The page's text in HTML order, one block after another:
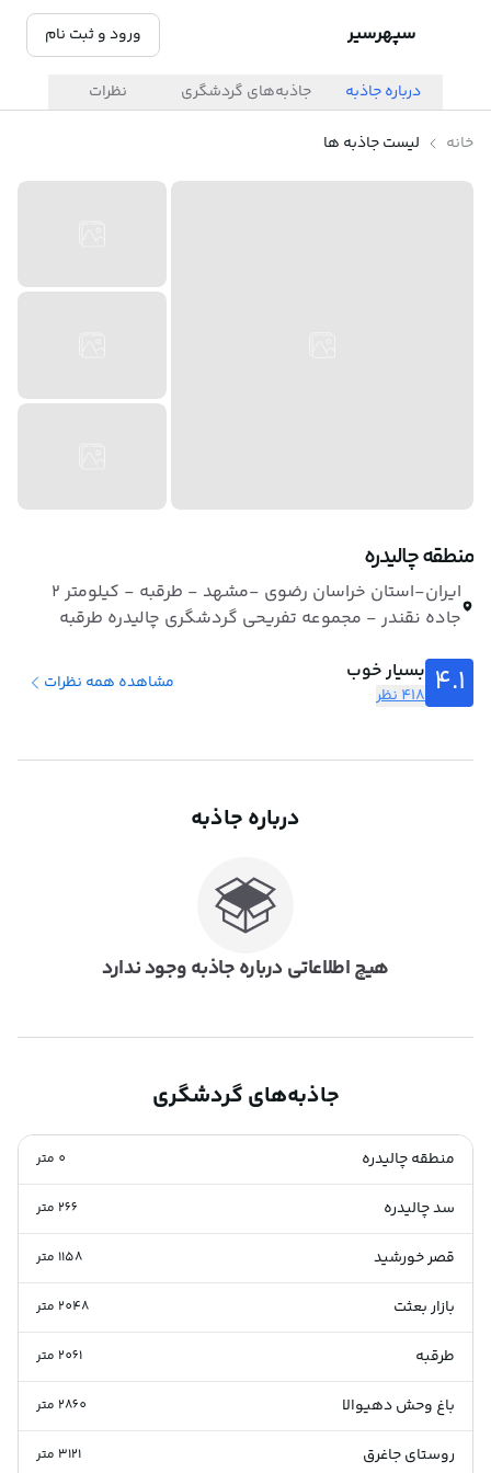
سپهرسیر ورود و ثبت نام
درباره جاذبه جاذبه‌های گردشگری نظرات
خانه لیست جاذبه ها
منطقه چالیدره
ایران-استان خراسان رضوی -مشهد - طرقبه - کیلومتر ۲
جاده نقندر - مجموعه تفریحی گردشگری چالیدره طرقبه
4.1 بسیار خوب
418 نظر
مشاهده همه نظرات
درباره جاذبه
هیچ اطلاعاتی درباره جاذبه وجود ندارد
جاذبه‌های گردشگری
منطقه چالیدره 0 متر
سد چالیدره 266متر
قصر خورشید 1158 متر
بازار بعثت 2048متر
طرقبه 2061متر
باغ وحش دهیوالا 2860متر
روستای جاغرق 3121متر